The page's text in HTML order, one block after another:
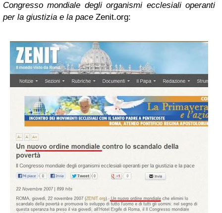
Congresso mondiale degli organismi ecclesiali operanti
per la giustizia e la pace Zenit.org: